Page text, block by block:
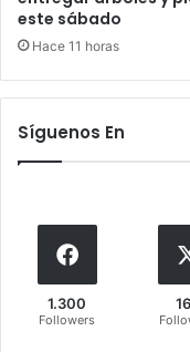
este sábado
Hace 11 horas
Síguenos En
1.300
Followers